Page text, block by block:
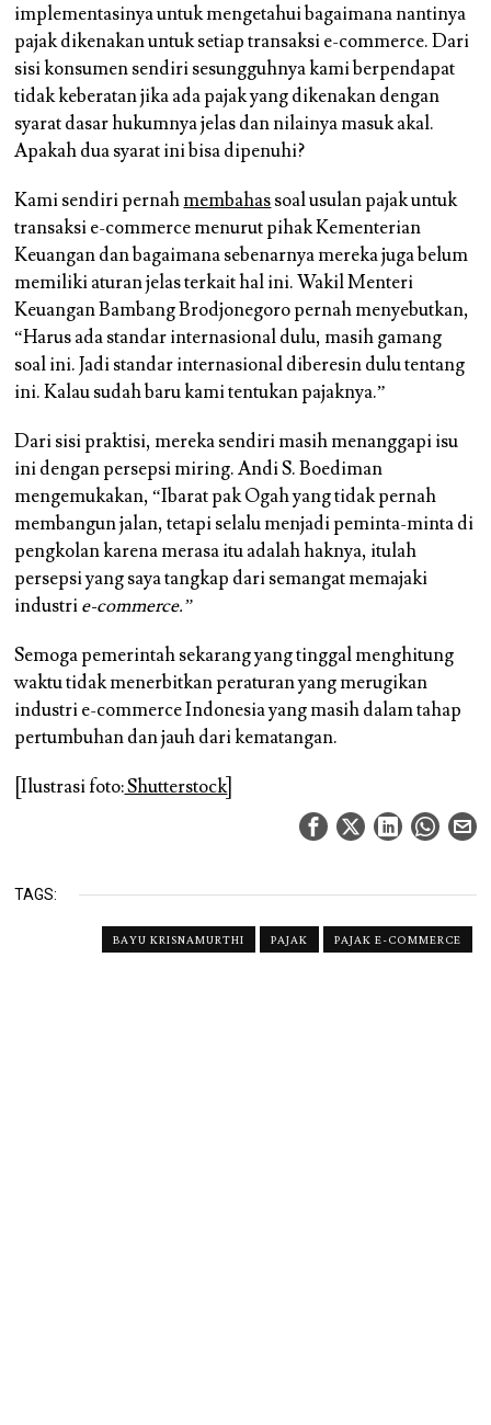
implementasinya untuk mengetahui bagaimana nantinya
pajak dikenakan untuk setiap transaksi e-commerce. Dari
sisi konsumen sendiri sesungguhnya kami berpendapat
tidak keberatan jika ada pajak yang dikenakan dengan
syarat dasar hukumnya jelas dan nilainya masuk akal.
Apakah dua syarat ini bisa dipenuhi?
Kami sendiri pernahmembahassoal usulan pajak untuk
transaksi e-commerce menurut pihak Kementerian
Keuangan dan bagaimana sebenarnya mereka juga belum
memiliki aturan jelas terkait hal ini. Wakil Menteri
Keuangan Bambang Brodjonegoro pernah menyebutkan,
“Harus ada standar internasional dulu, masih gamang
soal ini. Jadi standar internasional diberesin dulu tentang
ini. Kalau sudah baru kami tentukan pajaknya.”
Dari sisi praktisi, mereka sendiri masih menanggapi isu
ini dengan persepsi miring. Andi S. Boediman
mengemukakan, “Ibarat pak Ogah yang tidak pernah
membangun jalan, tetapi selalu menjadi peminta-minta di
pengkolan karena merasa itu adalah haknya, itulah
persepsi yang saya tangkap dari semangat memajaki
industrie-commerce.”
Semoga pemerintah sekarang yang tinggal menghitung
waktu tidak menerbitkan peraturan yang merugikan
industri e-commerce Indonesia yang masih dalam tahap
pertumbuhan dan jauh dari kematangan.
[Ilustrasi foto:Shutterstock]
TAGS:
BAYU KRISNAMURTHI PAJAK PAJAK E-COMMERCE